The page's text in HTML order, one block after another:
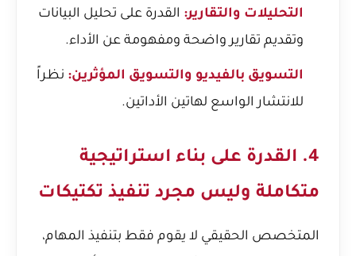
التحليلات والتقارير: القدرة على تحليل البيانات
وتقديم تقارير واضحة ومفهومة عن الأداء.
التسويق بالفيديو والتسويق المؤثرين: نظراً
للانتشار الواسع لهاتين الأداتين.
4. القدرة على بناء استراتيجية
متكاملة وليس مجرد تنفيذ تكتيكات
المتخصص الحقيقي لا يقوم فقط بتنفيذ المهام،